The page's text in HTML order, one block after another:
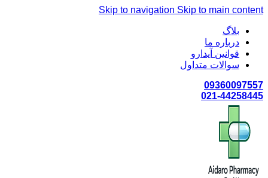
Skip to navigation Skip to main content
بلاگ
درباره ما
قوانین آیدارو
سوالات متداول
09360097557
021-44258445